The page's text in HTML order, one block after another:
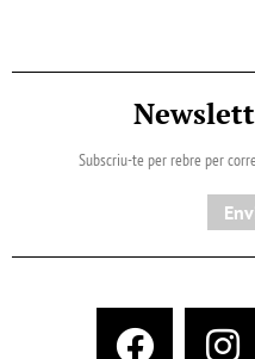
Subscriu-te per rebre per